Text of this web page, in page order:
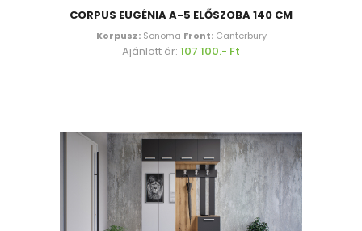
CORPUS EUGÉNIA A-5 ELŐSZOBA 140 CM
Korpusz:Sonoma Front:Canterbury
Ajánlott ár: 107 100.- Ft